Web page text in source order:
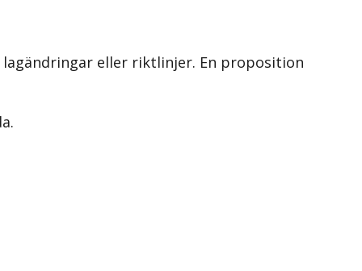
eller riktlinjer. En proposition